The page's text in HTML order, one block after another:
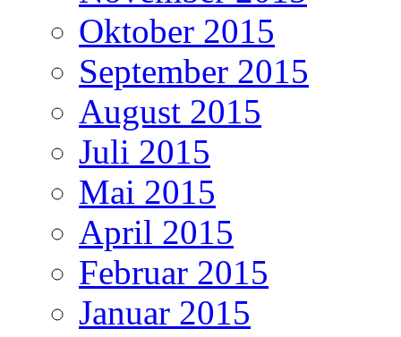
Oktober 2015
September 2015
August 2015
Juli 2015
Mai 2015
April 2015
Februar 2015
Januar 2015